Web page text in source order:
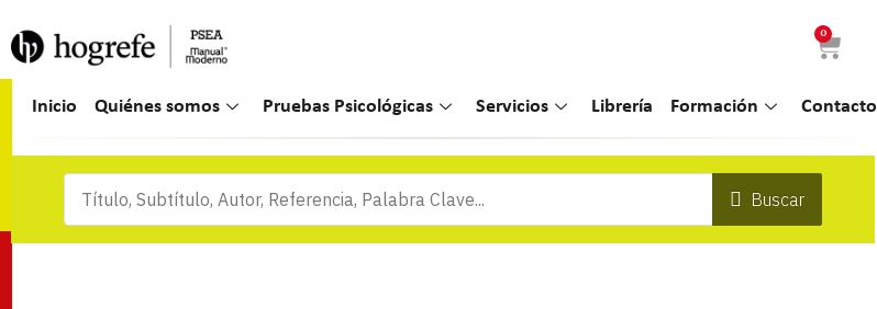
0
Inicio Quiénes somos Pruebas Psicológicas Servicios Librería Formación Contacto
Buscar